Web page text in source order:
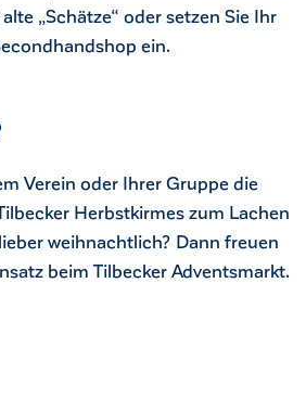
„Schätze“ oder setzen Sie Ihr
ein.
Verein oder Ihrer Gruppe die
Herbstkirmes zum Lachen
weihnachtlich? Dann freuen
beim Tilbecker Adventsmarkt.